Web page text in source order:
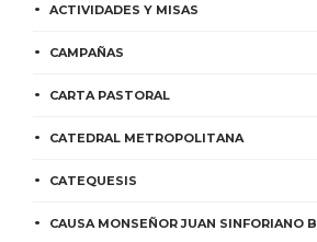
ACTIVIDADES Y MISAS
CAMPAÑAS
CARTA PASTORAL
CATEDRAL METROPOLITANA
CATEQUESIS
CAUSA MONSEÑOR JUAN SINFORIANO